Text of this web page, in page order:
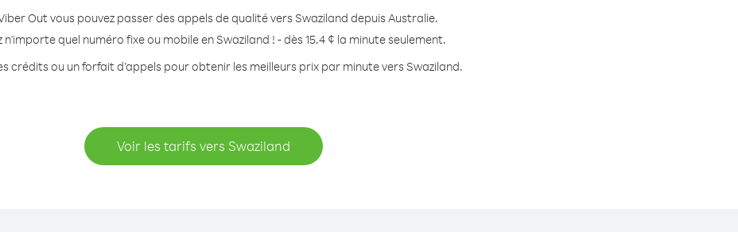
Out vous pouvez passer des appels de qualité vers Swaziland depuis Australie.
n'importe quel numéro fixe ou mobile en Swaziland ! - dès 15.4 ¢ la minute seulement.
crédits ou un forfait d’appels pour obtenir les meilleurs prix par minute vers Swaziland.
Voir les tarifs vers Swaziland